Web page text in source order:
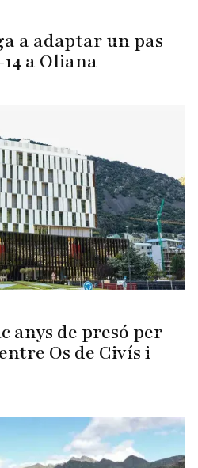
a adaptar un pas
a Oliana
anys de presó per
Os de Civís i